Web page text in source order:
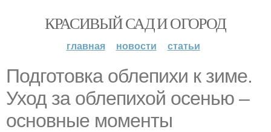
КРАСИВЫЙ САД И ОГОРОД
главная новости статьи
Подготовка облепихи к зиме.
Уход за облепихой осенью –
основные моменты